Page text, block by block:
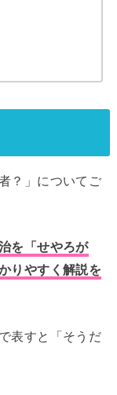
？」についてご
を「せやろが
りやすく解説を
表すと「そうだ